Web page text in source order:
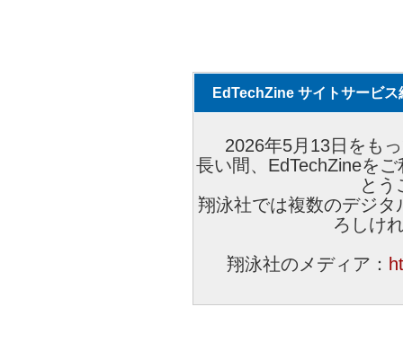
EdTechZine サイトサービス
2026年5月13日をも
長い間、EdTechZineを
とう
翔泳社では複数のデジ
ろしけ
翔泳社のメディア：